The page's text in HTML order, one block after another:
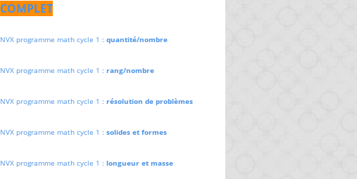
COMPLET
NVX programme math cycle 1 : quantité/nombre
NVX programme math cycle 1 : rang/nombre
NVX programme math cycle 1 : résolution de problèmes
NVX programme math cycle 1 : solides et formes
NVX programme math cycle 1 : longueur et masse